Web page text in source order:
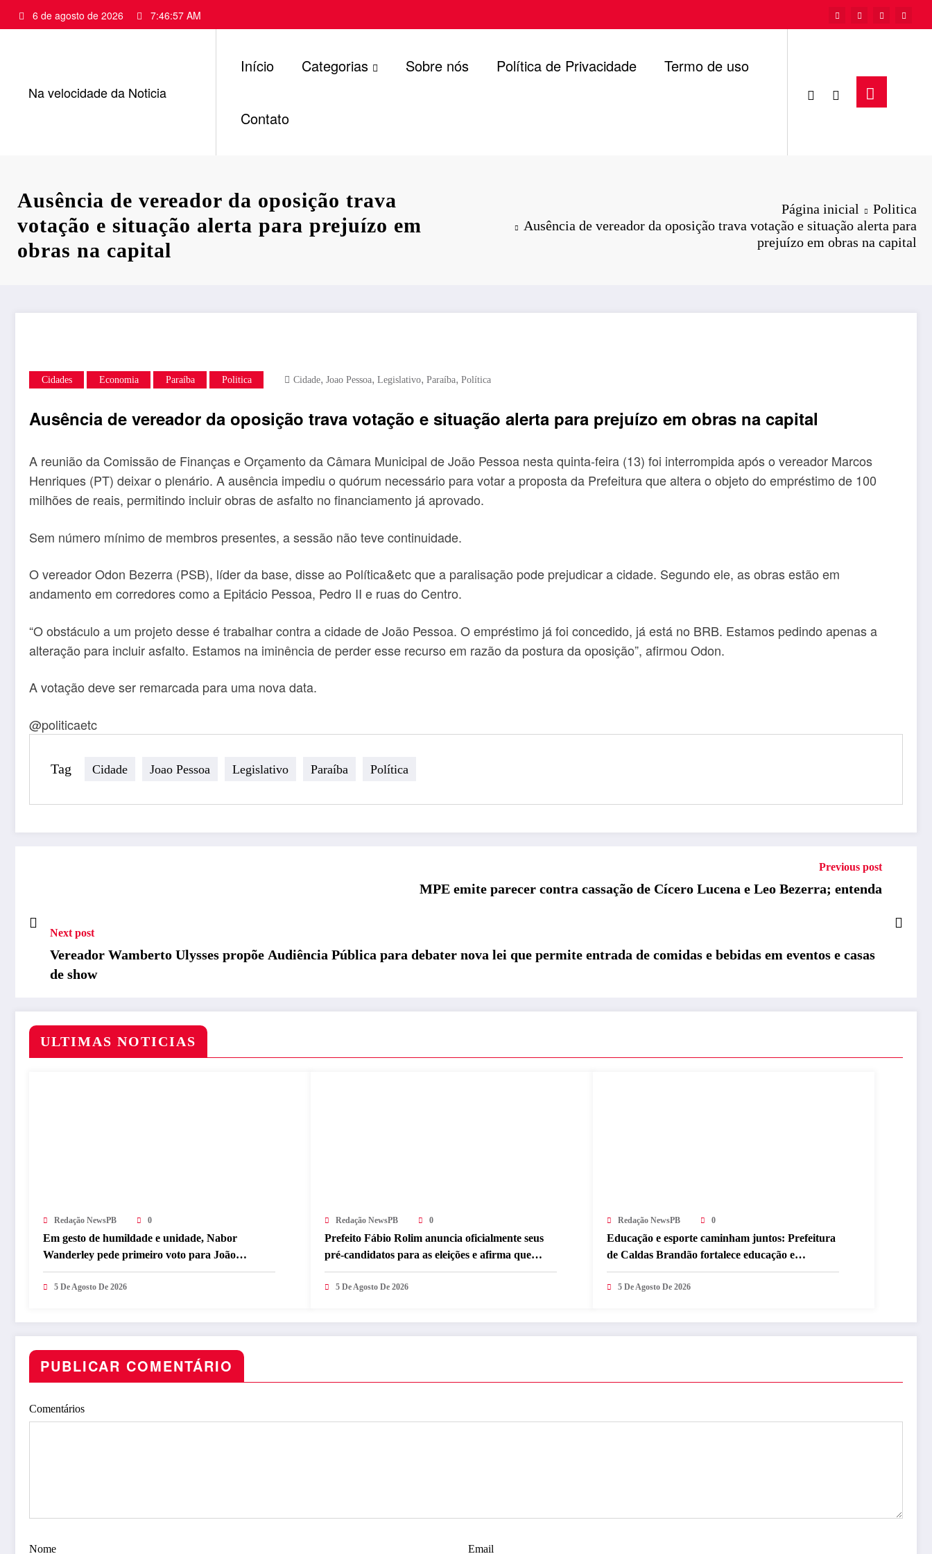
para
6 de agosto de 2026 7:46:58 AM
Na velocidade da Noticia
Início Categorias Sobre nós Política de Privacidade Termo de uso
Contato
Ausência de vereador da oposição trava
votação e situação alerta para prejuízo em
obras na capital
Página inicial
Politica
Ausência de vereador da oposição trava votação e situação alerta para
prejuízo em obras na capital
Cidades Economia Paraíba Politica Cidade, Joao Pessoa, Legislativo, Paraíba, Política
Ausência de vereador da oposição trava votação e situação alerta para prejuízo em obras na capital
A reunião da Comissão de Finanças e Orçamento da Câmara Municipal de João Pessoa nesta quinta-feira (13) foi interrompida após o vereador Marcos
Henriques (PT) deixar o plenário. A ausência impediu o quórum necessário para votar a proposta da Prefeitura que altera o objeto do empréstimo de 100
milhões de reais, permitindo incluir obras de asfalto no financiamento já aprovado.
Sem número mínimo de membros presentes, a sessão não teve continuidade.
O vereador Odon Bezerra (PSB), líder da base, disse ao Política&etc que a paralisação pode prejudicar a cidade. Segundo ele, as obras estão em
andamento em corredores como a Epitácio Pessoa, Pedro II e ruas do Centro.
“O obstáculo a um projeto desse é trabalhar contra a cidade de João Pessoa. O empréstimo já foi concedido, já está no BRB. Estamos pedindo apenas a
alteração para incluir asfalto. Estamos na iminência de perder esse recurso em razão da postura da oposição”, afirmou Odon.
A votação deve ser remarcada para uma nova data.
@politicaetc
Tag Cidade Joao Pessoa Legislativo Paraíba Política
Previous post
MPE emite parecer contra cassação de Cícero Lucena e Leo Bezerra; entenda
Next post
Vereador Wamberto Ulysses propõe Audiência Pública para debater nova lei que permite entrada de comidas e bebidas em eventos e casas
de show
ULTIMAS NOTICIAS
Redação NewsPB 0
Em gesto de humildade e unidade, Nabor
Wanderley pede primeiro voto para João
Azevêdo e reforça compromisso com o projeto
governista
5 De Agosto De 2026
Redação NewsPB 0
Prefeito Fábio Rolim anuncia oficialmente seus
pré-candidatos para as eleições e afirma que
escolha é baseada em trabalho com o
desenvolvimento de Caldas Brandão-PB
5 De Agosto De 2026
Redação NewsPB 0
Educação e esporte caminham juntos: Prefeitura
de Caldas Brandão fortalece educação e
incentiva a prática esportiva na zona rural do
município
5 De Agosto De 2026
PUBLICAR COMENTÁRIO
Comentários
Nome Email